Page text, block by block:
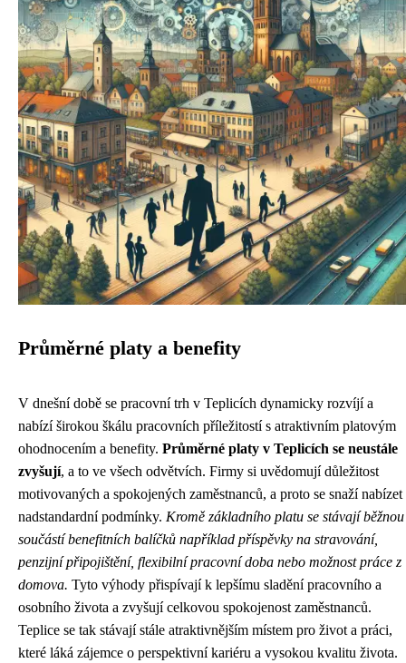
Průměrné platy a benefity
V dnešní době se pracovní trh v Teplicích dynamicky rozvíjí a
nabízí širokou škálu pracovních příležitostí s atraktivním platovým
ohodnocením a benefity. Průměrné platy v Teplicích se neustále
zvyšují, a to ve všech odvětvích. Firmy si uvědomují důležitost
motivovaných a spokojených zaměstnanců, a proto se snaží nabízet
nadstandardní podmínky. Kromě základního platu se stávají běžnou
součástí benefitních balíčků například příspěvky na stravování,
penzijní připojištění, flexibilní pracovní doba nebo možnost práce z
domova. Tyto výhody přispívají k lepšímu sladění pracovního a
osobního života a zvyšují celkovou spokojenost zaměstnanců.
Teplice se tak stávají stále atraktivnějším místem pro život a práci,
které láká zájemce o perspektivní kariéru a vysokou kvalitu života.